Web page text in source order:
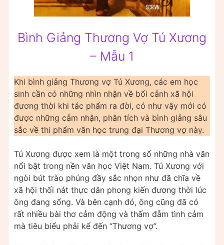
Bình Giảng Thương Vợ Tú Xương
– Mẫu 1
Khi bình giảng Thương vợ Tú Xương, các em học
sinh cần có những nhìn nhận về bối cảnh xã hội
đương thời khi tác phẩm ra đời, có như vậy mới có
được những cảm nhận, phân tích và bình giảng sâu
sắc về thi phẩm văn học trung đại Thương vợ này.
Tú Xương được xem là một trong số những nhà văn
nổi bật trong nền văn học Việt Nam. Tú Xương với
ngòi bút trào phúng đầy sắc nhọn như đã chĩa về
xã hội thối nát thực dân phong kiến đương thời lúc
ông đang sống. Và bên cạnh đó, ông cũng đã có
rất nhiều bài thơ cảm động và thấm đẫm tình cảm
mà tiêu biểu phải kể đến “Thương vợ”.